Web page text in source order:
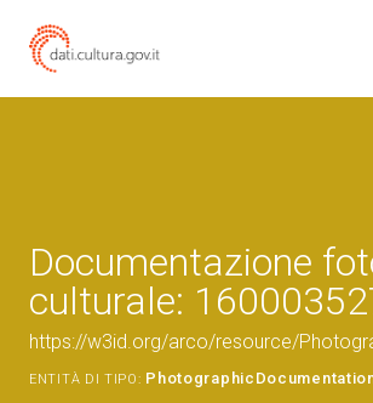
Documentazione
culturale:
https://w3id.org/arco/resource/
ENTITÀ DI TIPO: